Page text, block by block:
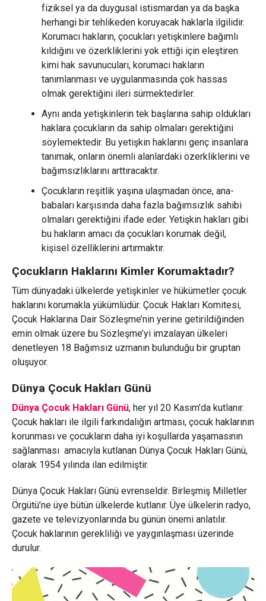
fiziksel ya da duygusal istismardan ya da başka
herhangi bir tehlikeden koruyacak haklarla ilgilidir.
Korumacı hakların, çocukları yetişkinlere bağımlı
kıldığını ve özerkliklerini yok ettiği için eleştiren
kimi hak savunucuları, korumacı hakların
tanımlanması ve uygulanmasında çok hassas
olmak gerektiğini ileri sürmektedirler.
Aynı anda yetişkinlerin tek başlarına sahip oldukları
haklara çocukların da sahip olmaları gerektiğini
söylemektedir. Bu yetişkin haklarını genç insanlara
tanımak, onların önemli alanlardaki özerkliklerini ve
bağımsızlıklarını arttıracaktır.
Çocukların reşitlik yaşına ulaşmadan önce, ana-
babaları karşısında daha fazla bağımsızlık sahibi
olmaları gerektiğini ifade eder. Yetişkin hakları gibi
bu hakların amacı da çocukları korumak değil,
kişisel özelliklerini artırmaktır.
Çocukların Haklarını Kimler Korumaktadır?
Tüm dünyadaki ülkelerde yetişkinler ve hükümetler çocuk
haklarını korumakla yükümlüdür. Çocuk Hakları Komitesi,
Çocuk Haklarına Dair Sözleşme’nin yerine getirildiğinden
emin olmak üzere bu Sözleşme’yi imzalayan ülkeleri
denetleyen 18 Bağımsız uzmanın bulunduğu bir gruptan
oluşuyor.
Dünya Çocuk Hakları Günü
Dünya Çocuk Hakları Günü, her yıl 20 Kasım’da kutlanır.
Çocuk hakları ile ilgili farkındalığın artması, çocuk haklarının
korunması ve çocukların daha iyi koşullarda yaşamasının
sağlanması amacıyla kutlanan Dünya Çocuk Hakları Günü,
olarak 1954 yılında ilan edilmiştir.
Dünya Çocuk Hakları Günü evrenseldir. Birleşmiş Milletler
Örgütü’ne üye bütün ülkelerde kutlanır. Üye ülkelerin radyo,
gazete ve televizyonlarında bu günün önemi anlatılır.
Çocuk haklarının gerekliliği ve yaygınlaşması üzerinde
durulur.